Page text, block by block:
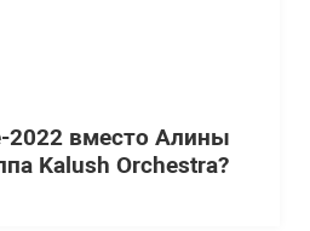
2022 вместо Алины
Kalush Orchestra?